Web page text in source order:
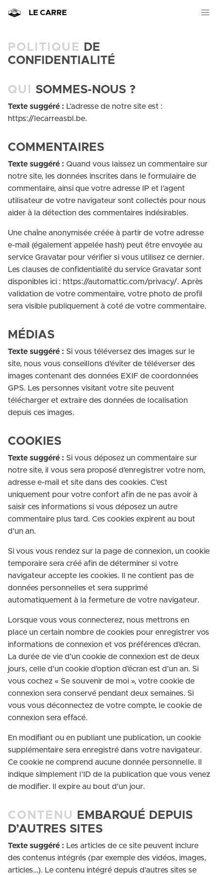
LE CARRE
POLITIQUE
DE
CONFIDENTIALITÉ
QUI SOMMES-NOUS ?
Texte suggéré : L’adresse de notre site est :
https://lecarreasbl.be.
COMMENTAIRES
Texte suggéré : Quand vous laissez un commentaire sur
notre site, les données inscrites dans le formulaire de
commentaire, ainsi que votre adresse IP et l’agent
utilisateur de votre navigateur sont collectés pour nous
aider à la détection des commentaires indésirables.
Une chaîne anonymisée créée à partir de votre adresse
e-mail (également appelée hash) peut être envoyée au
service Gravatar pour vérifier si vous utilisez ce dernier.
Les clauses de confidentialité du service Gravatar sont
disponibles ici : https://automattic.com/privacy/. Après
validation de votre commentaire, votre photo de profil
sera visible publiquement à coté de votre commentaire.
MÉDIAS
Texte suggéré : Si vous téléversez des images sur le
site, nous vous conseillons d’éviter de téléverser des
images contenant des données EXIF de coordonnées
GPS. Les personnes visitant votre site peuvent
télécharger et extraire des données de localisation
depuis ces images.
COOKIES
Texte suggéré : Si vous déposez un commentaire sur
notre site, il vous sera proposé d’enregistrer votre nom,
adresse e-mail et site dans des cookies. C’est
uniquement pour votre confort afin de ne pas avoir à
saisir ces informations si vous déposez un autre
commentaire plus tard. Ces cookies expirent au bout
d’un an.
Si vous vous rendez sur la page de connexion, un cookie
temporaire sera créé afin de déterminer si votre
navigateur accepte les cookies. Il ne contient pas de
données personnelles et sera supprimé
automatiquement à la fermeture de votre navigateur.
Lorsque vous vous connecterez, nous mettrons en
place un certain nombre de cookies pour enregistrer vos
informations de connexion et vos préférences d’écran.
La durée de vie d’un cookie de connexion est de deux
jours, celle d’un cookie d’option d’écran est d’un an. Si
vous cochez « Se souvenir de moi », votre cookie de
connexion sera conservé pendant deux semaines. Si
vous vous déconnectez de votre compte, le cookie de
connexion sera effacé.
En modifiant ou en publiant une publication, un cookie
supplémentaire sera enregistré dans votre navigateur.
Ce cookie ne comprend aucune donnée personnelle. Il
indique simplement l’ID de la publication que vous venez
de modifier. Il expire au bout d’un jour.
CONTENU
EMBARQUÉ DEPUIS
D’AUTRES SITES
Texte suggéré : Les articles de ce site peuvent inclure
des contenus intégrés (par exemple des vidéos, images,
articles…). Le contenu intégré depuis d’autres sites se